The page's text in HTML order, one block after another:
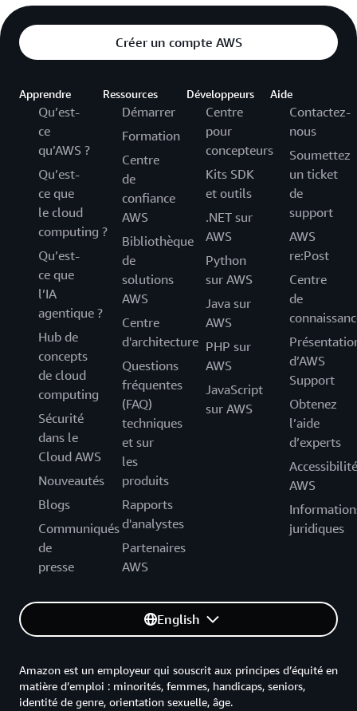
Créer un compte AWS
Apprendre
Qu’est-
ce
qu’AWS ?
Qu’est-
ce que
le cloud
computing ?
Qu’est-
ce que
l’IA
agentique ?
Hub de
concepts
de cloud
computing
Sécurité
dans le
Cloud AWS
Nouveautés
Blogs
Communiqués
de
presse
Ressources
Démarrer
Formation
Centre
de
confiance
AWS
Bibliothèque
de
solutions
AWS
Centre
d'architecture
Questions
fréquentes
(FAQ)
techniques
et sur
les
produits
Rapports
d'analystes
Partenaires
AWS
Développeurs
Centre
pour
concepteurs
Kits SDK
et outils
.NET sur
AWS
Python
sur AWS
Java sur
AWS
PHP sur
AWS
JavaScript
sur AWS
Aide
Contactez-
nous
Soumettez
un ticket
de
support
AWS
re:Post
Centre
de
d’AWS
Support
Obtenez
l’aide
d’experts
Accessibilité
AWS
juridiques
English
Amazon est un employeur qui souscrit aux principes d’équité en
matière d’emploi : minorités, femmes, handicaps, seniors,
identité de genre, orientation sexuelle, âge.